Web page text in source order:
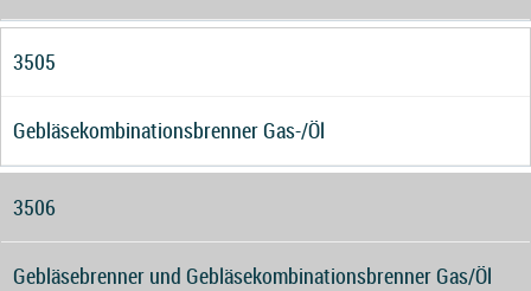
3505
Gebläsekombinationsbrenner Gas-/Öl
3506
Gebläsebrenner und Gebläsekombinationsbrenner Gas/Öl